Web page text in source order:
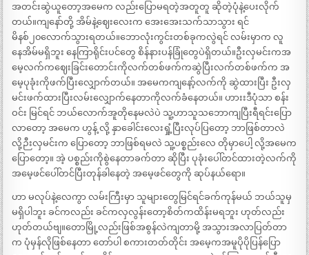
အတင်းဆွဲယူတော့အမေက လည်းပြောမရတဲ့အတူတူ ဆိုတဲ့ပုံနဲ့ပေးလိုက်
တယ်။ကျနော်တို့ အိမ်နဲ့ဈေးလေးက အေးအေးသက်သာသွား ရင်
မိနစ်၂၀လောက်သွားရတယ်။ဘောလုံးကွင်းတစ်ခုကလွဲရင် လမ်းမှာက လူ
နေအိမ်မရှိဘူး နေကြာရိုင်းပင်တွေ စိန်နားပန်ခြုံတွေပဲရှိတယ်။ဦးလှမင်းကအ
မေ့လက်ကဈေးခြင်းတောင်းကိုလက်တစ်ဖက်ကဆွဲပြီးလက်တစ်ဖက်က အ
မေ့ပုခုံးကိုဖက်ပြီးလျှောက်တယ်။ အမေကကျနော့်လက်ကို ဆွဲထားပြီး ဦးလှ
မင်းဖက်ထားပြီးလမ်းလျှောက်နေတာကိုလက်ခံနေတယ်။ ဟားးဒီပုံသာ စန်း
ဝင်း မြင်ရင် ဘယ်လောက်အူတိုနေမလဲပဲ သူ့ဟာသူသဘောကျပြီးရီရင်းပြော
လာတော့ အမေက ဟွန့် လို့ နှာခေါင်းလေးရှုံ့ပြီးလုပ်ပြတော့ ဘာဖြစ်တာလဲ
လို့ဉီးလှမင်းက ပြောတော့ ဘာဖြစ်ရမလဲ သူ့ပစ္စည်းလေ တိုမှာပေါ့ လို့အမေက
ပြောတော့။ အဲ့ ပစ္စည်းကိုစွဲနေတာခက်တာ ဆိုပြီး ပုခုံးပေါ်တင်ထားတဲ့လက်ကို
အမေ့ဖင်ပေါ်တင်ပြီးတုန်ခါနေတဲ့ အမေ့ဖင်တွေကို ဆုပ်နယ်ရော။
ဟာ မလုပ်နဲ့လေကွာ လမ်းကြီးမှာ သူများတွေမြင်ရင်ခက်ကုန်မယ် ဘယ်သူမှ
မရှိပါဘူး ခင်ကလည်း ခင်ကလှလွန်းတော့စိတ်ကထိန်းမရဘူး ဟုတ်လည်း
ဟုတ်တယ်ဗျ။တောမြို့လည်းဖြစ်အစွန်လဲကျတာမို့ အသွားအလာပြတ်တာ
က ပုံမှန်လိုဖြစ်နေတာ တော်ပါ စကားတတ်တိုင်း အမေ့ကအမူပိုပိုပြန်ပြော